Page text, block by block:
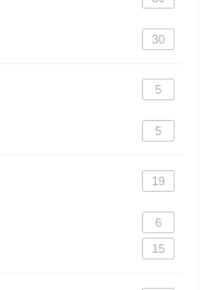
30
5
5
19
6
15